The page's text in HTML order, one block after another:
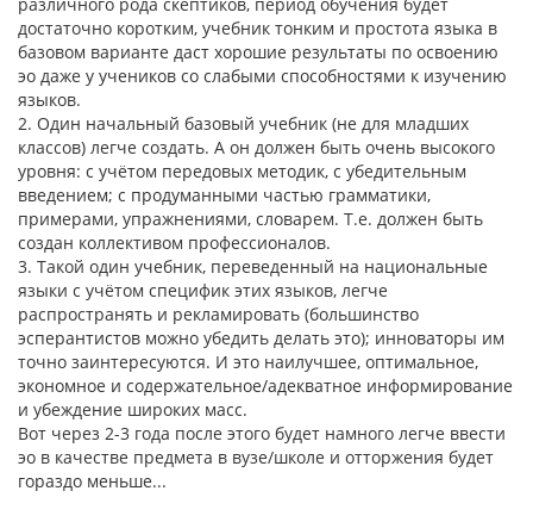
достаточно коротким, учебник тонким и простота языка в
базовом варианте даст хорошие результаты по освоению
эо даже у учеников со слабыми способностями к изучению
языков.
2. Один начальный базовый учебник (не для младших
классов) легче создать. А он должен быть очень высокого
уровня: с учётом передовых методик, с убедительным
введением; с продуманными частью грамматики,
примерами, упражнениями, словарем. Т.е. должен быть
создан коллективом профессионалов.
3. Такой один учебник, переведенный на национальные
языки с учётом специфик этих языков, легче
распространять и рекламировать (большинство
эсперантистов можно убедить делать это); инноваторы им
точно заинтересуются. И это наилучшее, оптимальное,
экономное и содержательное/адекватное информирование
и убеждение широких масс.
Вот через 2-3 года после этого будет намного легче ввести
эо в качестве предмета в вузе/школе и отторжения будет
гораздо меньше...